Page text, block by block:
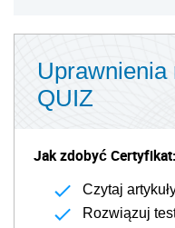
QUIZ
Jak zdobyć Certyfikat:
Czytaj
Rozwiązuj